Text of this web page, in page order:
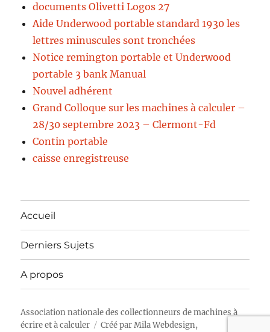
documents Olivetti Logos 27
Aide Underwood portable standard 1930 les
lettres minuscules sont tronchées
Notice remington portable et Underwood
portable 3 bank Manual
Nouvel adhérent
Grand Colloque sur les machines à calculer –
28/30 septembre 2023 – Clermont-Fd
Contin portable
caisse enregistreuse
Accueil
Derniers Sujets
A propos
Association nationale des collectionneurs de machines à
écrire et à calculer
Créé parMila Webdesign,